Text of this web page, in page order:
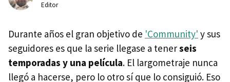
Editor
Durante años el gran objetivo de 'Community' y sus
seguidores es que la serie llegase a tenerseis
temporadas y una película. El largometraje nunca
llegó a hacerse, pero lo otro sí que lo consiguió. Eso